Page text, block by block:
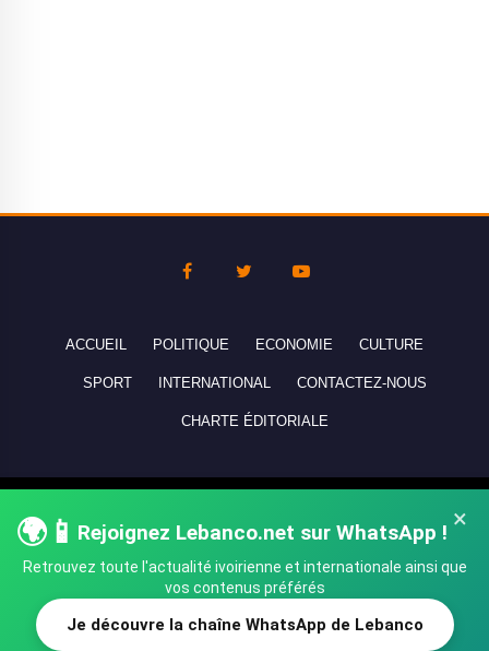
×
🌍📱 Rejoignez Lebanco.net sur WhatsApp !
Retrouvez toute l'actualité ivoirienne et internationale ainsi que
vos contenus préférés
Je découvre la chaîne WhatsApp de Lebanco
ACCUEIL POLITIQUE ECONOMIE CULTURE
SPORT INTERNATIONAL CONTACTEZ-NOUS
CHARTE ÉDITORIALE
réservés - All rights reserved.